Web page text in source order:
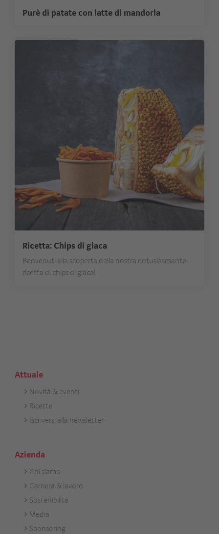
Purè di patate con latte di mandorla
Ricetta: Chips di giaca
Benvenuti alla scoperta della nostra entusiasmante
ricetta di chips di giaca!
Attuale
Footer
Aktuell
Novità & eventi
Ricette
Iscriversi alla newsletter
Azienda
Footer
Unternehmen
Chi siamo
Carriera & lavoro
Sostenibilità
Media
Sponsoring